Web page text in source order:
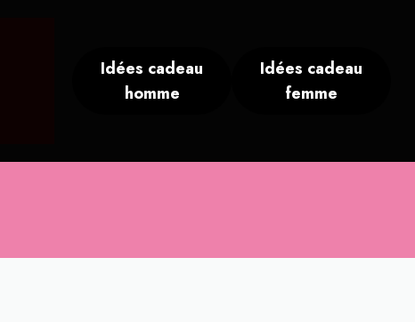
Idées cadeau
homme
Idées cadeau
femme